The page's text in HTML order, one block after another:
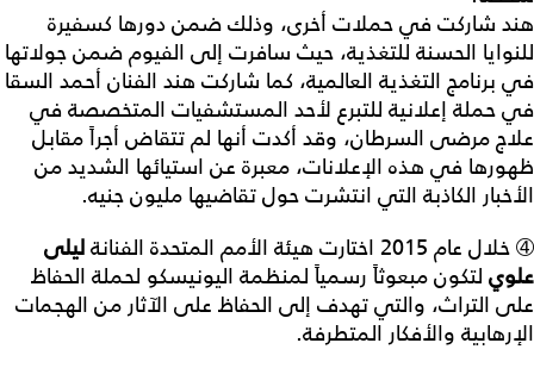
هند شاركت في حملات أخرى، وذلك ضمن دورها كسفيرة
للنوايا الحسنة للتغذية، حيث سافرت إلى الفيوم ضمن جولاتها
في برنامج التغذية العالمية، كما شاركت هند الفنان أحمد السقا
في حملة إعلانية للتبرع لأحد المستشفيات المتخصصة في
علاج مرضى السرطان، وقد أكدت أنها لم تتقاض أجراً مقابل
ظهورها في هذه الإعلانات، معبرة عن استيائها الشديد من
الأخبار الكاذبة التي انتشرت حول تقاضيها مليون جنيه.
➃ خلال عام 2015 اختارت هيئة الأمم المتحدة الفنانة
ليلى
علوي لتكون مبعوثاً رسمياً لمنظمة اليونيسكو لحملة الحفاظ
على التراث، والتي تهدف إلى الحفاظ على الآثار من الهجمات
الإرهابية والأفكار المتطرفة.